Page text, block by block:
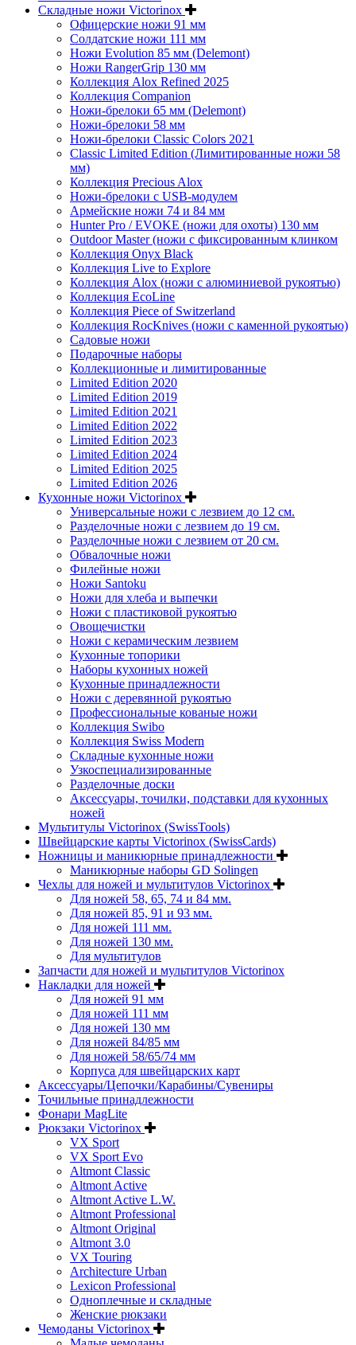
Складные ножи Victorinox
Офицерские ножи 91 мм
Солдатские ножи 111 мм
Ножи Evolution 85 мм (Delemont)
Ножи RangerGrip 130 мм
Коллекция Alox Refined 2025
Коллекция Companion
Ножи-брелоки 65 мм (Delemont)
Ножи-брелоки 58 мм
Ножи-брелоки Classic Colors 2021
Classic Limited Edition (Лимитированные ножи 58
мм)
Коллекция Precious Alox
Ножи-брелоки с USB-модулем
Армейские ножи 74 и 84 мм
Hunter Pro / EVOKE (ножи для охоты) 130 мм
Outdoor Master (ножи с фиксированным клинком
Коллекция Onyx Black
Коллекция Live to Explore
Коллекция Alox (ножи с алюминиевой рукоятью)
Коллекция EcoLine
Коллекция Piece of Switzerland
Коллекция RocKnives (ножи с каменной рукоятью)
Садовые ножи
Подарочные наборы
Коллекционные и лимитированные
Limited Edition 2020
Limited Edition 2019
Limited Edition 2021
Limited Edition 2022
Limited Edition 2023
Limited Edition 2024
Limited Edition 2025
Limited Edition 2026
Кухонные ножи Victorinox
Универсальные ножи с лезвием до 12 см.
Разделочные ножи с лезвием до 19 см.
Разделочные ножи с лезвием от 20 см.
Обвалочные ножи
Филейные ножи
Ножи Santoku
Ножи для хлеба и выпечки
Ножи с пластиковой рукоятью
Овощечистки
Ножи с керамическим лезвием
Кухонные топорики
Наборы кухонных ножей
Кухонные принадлежности
Ножи с деревянной рукоятью
Профессиональные кованые ножи
Коллекция Swibo
Коллекция Swiss Modern
Складные кухонные ножи
Узкоспециализированные
Разделочные доски
Аксессуары, точилки, подставки для кухонных
ножей
Мультитулы Victorinox (SwissTools)
Швейцарские карты Victorinox (SwissCards)
Ножницы и маникюрные принадлежности
Маникюрные наборы GD Solingen
Чехлы для ножей и мультитулов Victorinox
Для ножей 58, 65, 74 и 84 мм.
Для ножей 85, 91 и 93 мм.
Для ножей 111 мм.
Для ножей 130 мм.
Для мультитулов
Запчасти для ножей и мультитулов Victorinox
Накладки для ножей
Для ножей 91 мм
Для ножей 111 мм
Для ножей 130 мм
Для ножей 84/85 мм
Для ножей 58/65/74 мм
Корпуса для швейцарских карт
Аксессуары/Цепочки/Карабины/Сувениры
Точильные принадлежности
Фонари MagLite
Рюкзаки Victorinox
VX Sport
VX Sport Evo
Altmont Classic
Altmont Active
Altmont Active L.W.
Altmont Professional
Altmont Original
Altmont 3.0
VX Touring
Architecture Urban
Lexicon Professional
Одноплечные и складные
Женские рюкзаки
Чемоданы Victorinox